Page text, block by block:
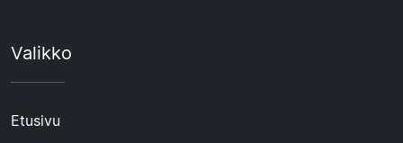
Valikko
Etusivu